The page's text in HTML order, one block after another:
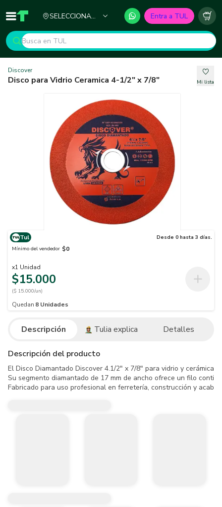
Inicio TUL - Tu Marketplace de Construcción
SELECCIONA
Entra a TUL
Discover
Disco para Vidrio Ceramica 4-1/2" x 7/8" Mi lista
Tul
Desde 0 hasta 3 días.
Mínimo del vendedor $0
x1 Unidad
$15.000
($ 15.000/un)
Quedan 8 Unidades
Descripción Tulia explica Detalles
Descripción del producto
El Disco Diamantado Discover 4.1/2" x 7/8" para vidrio y
Su segmento diamantado de 17 mm de ancho ofrece un filo
Fabricado para uso profesional en ferretería, construcción y